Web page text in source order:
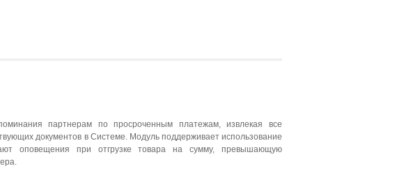
партнерам по просроченным платежам, извлекая все
документов в Системе. Модуль поддерживает использование
оповещения при отгрузке товара на сумму, превышающую